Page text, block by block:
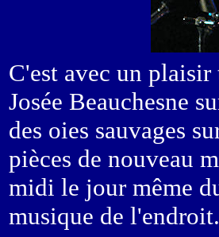
C'est avec un plaisir
Josée Beauchesne
des oies sauvages
pièces de nouveau
midi le jour même
musique de l'endroit.